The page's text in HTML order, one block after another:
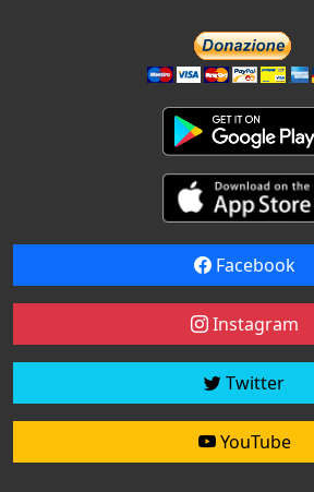
Facebook
Instagram
Twitter
YouTube